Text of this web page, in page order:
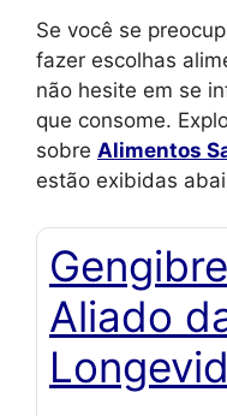
Se você se
fazer escolhas
não hesite em se
que consome.
sobre Alimentos
estão exibidas
Aliado